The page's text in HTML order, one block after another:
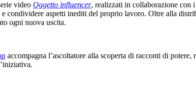
video Oggetto influencer, realizzati in collaborazione con
condividere aspetti inediti del proprio lavoro. Oltre alla
ogni nuova uscita.
accompagna l’ascoltatore alla scoperta di racconti di